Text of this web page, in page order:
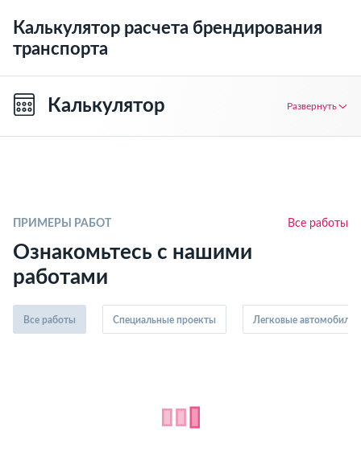
Калькулятор расчета брендирования
транспорта
Калькулятор Развернуть
ПРИМЕРЫ РАБОТ Все работы
Ознакомьтесь с нашими
работами
Все работы Специальные проекты Легковые автомобили